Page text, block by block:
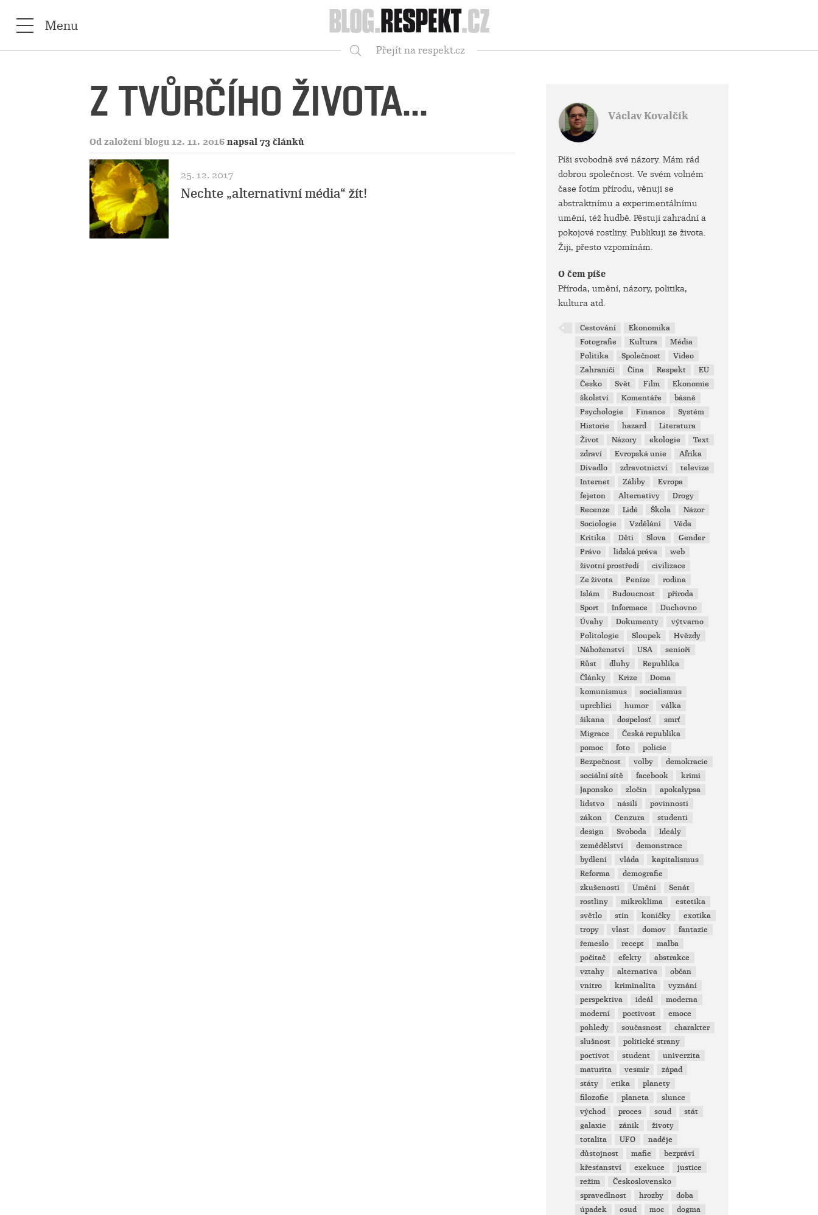
Respekt
Menu
Přejít na respekt.cz
Z TVŮRČÍHO ŽIVOTA...
Od založení blogu 12. 11. 2016 napsal 73 článků
25. 12. 2017
Nechte „alternativní média“ žít!
Václav Kovalčík
Píši svobodně své názory. Mám rád
dobrou společnost. Ve svém volném
čase fotím přírodu, věnuji se
abstraktnímu a experimentálnímu
umění, též hudbě. Pěstuji zahradní a
pokojové rostliny. Publikuji ze života.
Žiji, přesto vzpomínám.
O čem píše
Příroda, umění, názory, politika,
kultura atd.
Cestování
Ekonomika
Fotografie
Kultura
Média
Politika
Společnost
Video
Zahraničí
Čína Respekt
EU
Česko
Svět Film
Ekonomie
školství
Komentáře
básně
Psychologie
Finance
Systém
Historie
hazard
Literatura
Život
Názory ekologie
Text
zdraví
Evropská unie
Afrika
Divadlo
zdravotnictví
televize
Internet
Záliby
Evropa
fejeton
Alternativy
Drogy
Recenze
Lidé Škola
Názor
Sociologie
Vzdělání
Věda
Kritika
Děti Slova
Gender
Právo
lidská práva
web
životní prostředí
civilizace
Ze života
Peníze
rodina
Islám
Budoucnost
příroda
Sport
Informace
Duchovno
Úvahy
Dokumenty
výtvarno
Politologie
Sloupek
Hvězdy
Náboženství
USA
senioři
Růst
dluhy
Republika
Články
Krize
Doma
komunismus
socialismus
uprchlíci
humor
válka
šikana
dospelosť
smrť
Migrace
Česká republika
pomoc
foto
policie
Bezpečnost
volby
demokracie
sociální sítě
facebook
krimi
Japonsko
zločin
apokalypsa
lidstvo
násilí
povinnosti
zákon
Cenzura
studenti
design
Svoboda
Ideály
zemědělství
demonstrace
bydlení
vláda
kapitalismus
Reforma
demografie
zkušenosti
Umění
Senát
rostliny
mikroklima
estetika
světlo
stín koníčky
exotika
tropy
vlast domov
fantazie
řemeslo
recept
malba
počítač
efekty
abstrakce
vztahy
alternativa
občan
vnitro
kriminalita
vyznání
perspektiva
ideál
moderna
moderní
poctivost
emoce
pohledy
současnost
charakter
slušnost
politické strany
poctivot
student
univerzita
maturita
vesmír
západ
státy
etika
planety
filozofie
planeta
slunce
východ
proces soud
stát
galaxie
zánik
životy
totalita
UFO
naděje
důstojnost
mafie
bezpráví
křesťanství
exekuce
justice
režim
Československo
spravedlnost
hrozby
doba
úpadek
osud moc
dogma